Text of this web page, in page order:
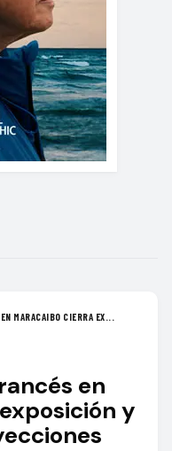
MARACAIBO CIERRA EX...
en
y